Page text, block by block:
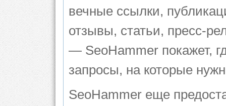
вечные ссылки,
отзывы, статьи, пресс-
— SeoHammer покажет,
запросы, на которые
SeoHammer еще